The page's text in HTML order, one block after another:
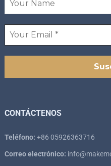
CONTÁCTENOS
Teléfono: +86 05926363716
Correo electrónico: